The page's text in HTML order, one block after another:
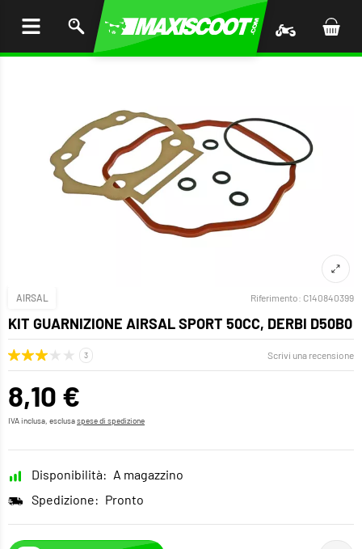
AIRSAL Riferimento: C140840399
KIT GUARNIZIONE AIRSAL SPORT 50CC, DERBI D50B0
Scrivi una recensione
8,10 €
IVA inclusa, esclusaspese di spedizione
Disponibilità: A magazzino
Spedizione: Pronto